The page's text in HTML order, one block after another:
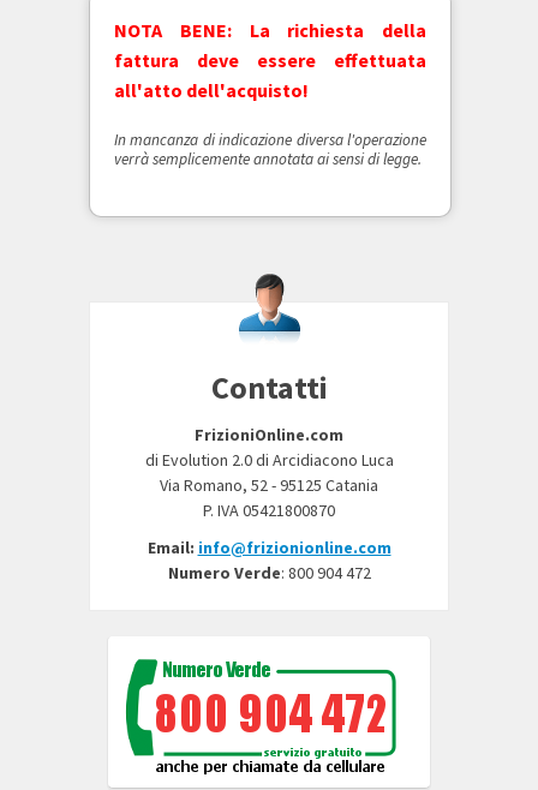
NOTA BENE: La richiesta della
fattura deve essere effettuata
all'atto dell'acquisto!
In mancanza di indicazione diversa l'operazione
verrà semplicemente annotata ai sensi di legge.
Contatti
FrizioniOnline.com
di Evolution 2.0 di Arcidiacono Luca
Via Romano, 52 - 95125 Catania
P. IVA 05421800870
Email: info@frizionionline.com
Numero Verde: 800 904 472